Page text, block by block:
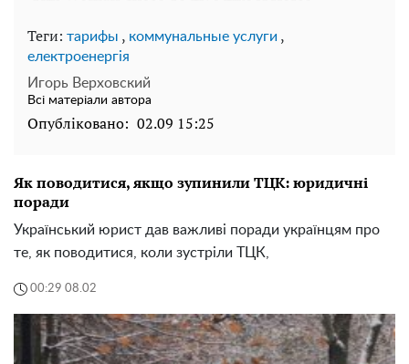
Теги: тарифы , коммунальные услуги ,
електроенергія
Игорь Верховский
Всі матеріали автора
Опубліковано: 02.09 15:25
Як поводитися, якщо зупинили ТЦК: юридичні
поради
Український юрист дав важливі поради українцям про
те, як поводитися, коли зустріли ТЦК,
00:29 08.02